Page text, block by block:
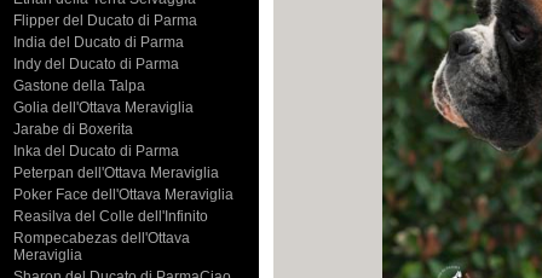
Flipper del Ducato di Parma
India del Ducato di Parma
Indy del Ducato di Parma
Gastone della Talpa
Golia dell'Ottava Meraviglia
Jarabe di Boxerita
Inka del Ducato di Parma
Peterpan dell'Ottava Meraviglia
Poker Face dell'Ottava Meraviglia
Reasilva del Colle dell'Infinito
Rompecabezas dell'Ottava
Meraviglia